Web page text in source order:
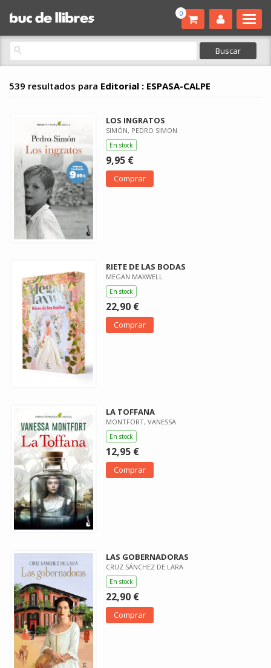
0
539 resultados para Editorial : ESPASA-CALPE
LOS INGRATOS
SIMÓN, PEDRO SIMON
En stock
9,95 €
Comprar
RIETE DE LAS BODAS
MEGAN MAXWELL
En stock
22,90 €
Comprar
LA TOFFANA
MONTFORT, VANESSA
En stock
12,95 €
Comprar
LAS GOBERNADORAS
CRUZ SÁNCHEZ DE LARA
En stock
22,90 €
Comprar